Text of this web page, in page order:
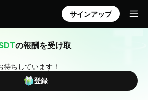
サインアップ
の報酬を受け取
ちしています！
登録